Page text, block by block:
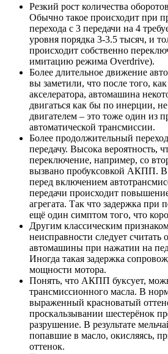
Резкий рост количества
Обычно такое происходит при
перехода c 3 передачи на 4
уровня порядка 3-3.5 тысяч, и
происходит собственно
имитацию режима Overdrive).
Более длительное движение
вы заметили, что после того,
акселератора, автомашина
двигаться как бы по инерции,
двигателем – это тоже один из
автоматической трансмиссии.
Более продолжительный
передачу. Высока вероятность,
переключение, например, со
вызвано пробуксовкой АКПП. В
перед включением
передачи происходит
агрегата. Так что задержка при
ещё один симптом того, что
Другим классическим
неисправности следует считать
автомашины при нажатии на
Иногда такая задержка
мощности мотора.
Понять, что АКПП буксует,
трансмиссионного масла. В
выраженный красноватый
проскальзывании шестерёнок
разрушение. В результате
попавшие в масло, окисляясь,
оттенок.